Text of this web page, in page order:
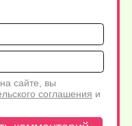
Имя*
сайте, вы
соглашения и